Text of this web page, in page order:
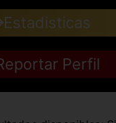
Estadisticas
Perfil